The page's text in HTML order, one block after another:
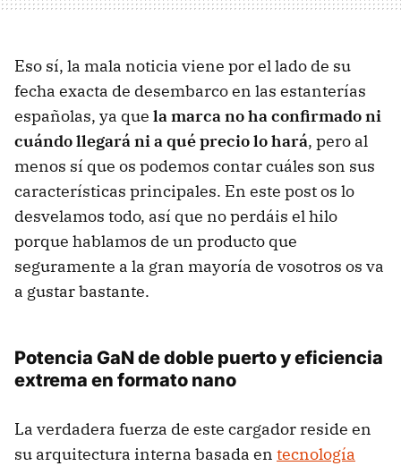
Eso sí, la mala noticia viene por el lado de su
fecha exacta de desembarco en las estanterías
españolas, ya que la marca no ha confirmado ni
cuándo llegará ni a qué precio lo hará, pero al
menos sí que os podemos contar cuáles son sus
características principales. En este post os lo
desvelamos todo, así que no perdáis el hilo
porque hablamos de un producto que
seguramente a la gran mayoría de vosotros os va
a gustar bastante.
Potencia GaN de doble puerto y eficiencia
extrema en formato nano
La verdadera fuerza de este cargador reside en
su arquitectura interna basada en tecnología